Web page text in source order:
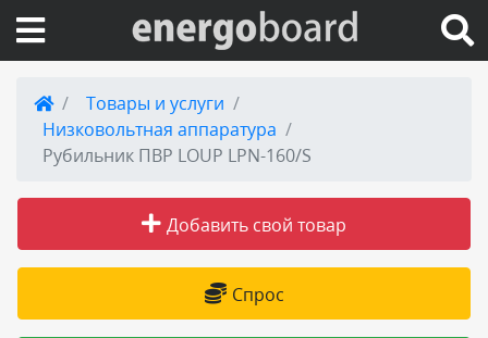
Вход на сайт
Поиск по сайту
Публикации
Справка
Товары и услуги
Низковольтная аппаратура
Рубильник ПВР LOUP LPN-160/S
Добавить свой товар
Спрос